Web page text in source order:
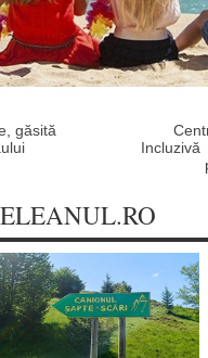
găsită
Incluzivă